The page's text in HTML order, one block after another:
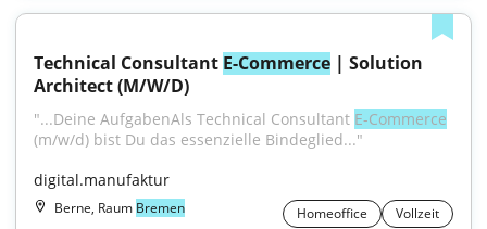
Technical Consultant E-Commerce | Solution
Architect (M/W/D)
"...Deine AufgabenAls Technical Consultant E-Commerce
(m/w/d) bist Du das essenzielle Bindeglied..."
digital.manufaktur
Berne, Raum Bremen Homeoffice Vollzeit